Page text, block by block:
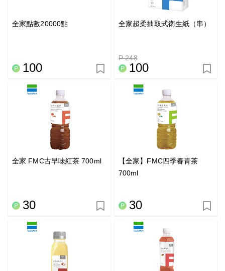
全家點數20000點
100
全家超柔抽取式衛生紙（串）
P 248
100
全家 FMC古早味紅茶 700ml
30
【全家】FMC四季春青茶
700ml
30